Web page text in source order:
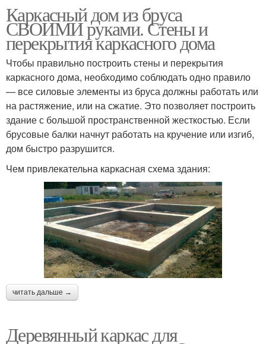
Каркасный дом из бруса
СВОИМИ руками. Стены и
перекрытия каркасного дома
Чтобы правильно построить стены и перекрытия
каркасного дома, необходимо соблюдать одно правило
— все силовые элементы из бруса должны работать или
на растяжение, или на сжатие. Это позволяет построить
здание с большой пространственной жесткостью. Если
брусовые балки начнут работать на кручение или изгиб,
дом быстро разрушится.
Чем привлекательна каркасная схема здания:
читать дальше →
Деревянный каркас для